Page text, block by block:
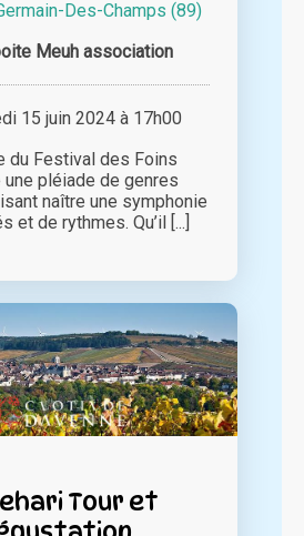
Des-Champs (89)
Meuh association
15 juin 2024 à 17h00
du Festival des Foins
une pléiade de genres
naître une symphonie
et de rythmes. Qu’il [...]
Tour et